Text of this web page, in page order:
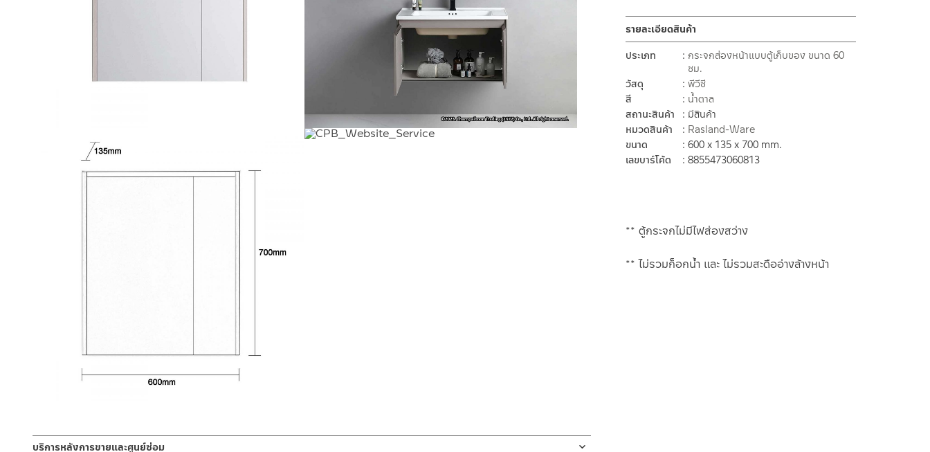
** ตู้กระจกไม่มีไฟส่องสว่าง
** ไม่รวมก็อกน้ำ และ ไม่รวมสะดืออ่างล้างหน้า
รายละเอียดสินค้า
ประเภท
กระจกส่องหน้าแบบตู้เก็บของ ขนาด 60
ซม.
วัสดุ
พีวีซี
สี
น้ำตาล
สถานะสินค้า
มีสินค้า
หมวดสินค้า
Rasland-Ware
ขนาด
600 x 135 x 700 mm.
เลขบาร์โค้ด
8855473060813
บริการหลังการขายและศูนย์ซ่อม